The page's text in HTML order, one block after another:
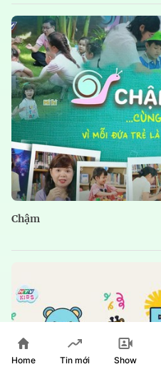
Chậm
Home Tin mới Show